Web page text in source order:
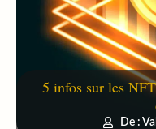
5 infos sur les
De :